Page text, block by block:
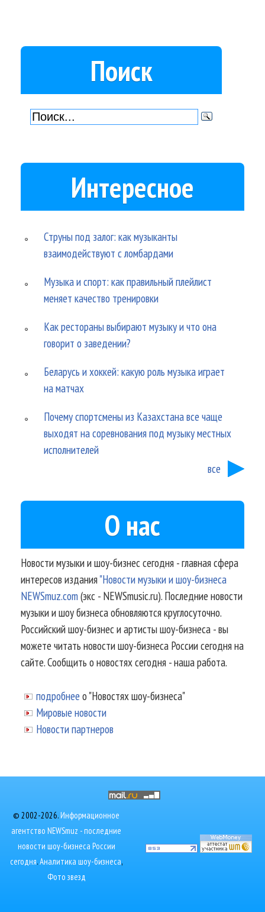
Поиск
Интересное
Струны под залог: как музыканты
взаимодействуют с ломбардами
Музыка и спорт: как правильный плейлист
меняет качество тренировки
Как рестораны выбирают музыку и что она
говорит о заведении?
Беларусь и хоккей: какую роль музыка играет
на матчах
Почему спортсмены из Казахстана все чаще
выходят на соревнования под музыку местных
исполнителей
все
О нас
Новости музыки и шоу-бизнес сегодня - главная сфера
интересов издания"Новости музыки и шоу-бизнеса
NEWSmuz.com(экс - NEWSmusic.ru). Последние новости
музыки и шоу бизнеса обновляются круглосуточно.
Российский шоу-бизнес и артисты шоу-бизнеса - вы
можете читать новости шоу-бизнеса России сегодня на
сайте. Сообщить о новостях сегодня - наша работа.
подробнее о "Новостях шоу-бизнеса"
Мировые новости
Новости партнеров
© 2002-2026.Информационное
агентство NEWSmuz - последние
новости шоу-бизнеса России
сегодня.Аналитика шоу-бизнеса,
Фото звезд